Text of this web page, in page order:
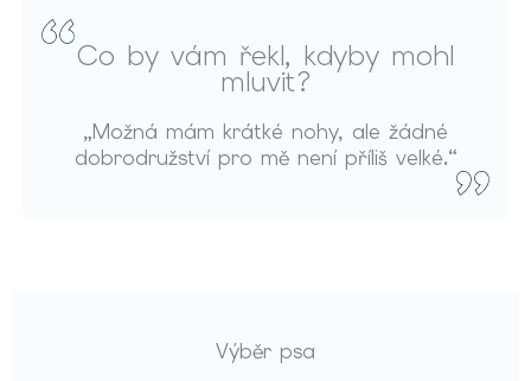
Co by vám řekl, kdyby mohl
mluvit?
„Možná mám krátké nohy, ale žádné
dobrodružství pro mě není příliš velké.“
Výběr psa